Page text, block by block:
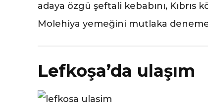
adaya özgü şeftali kebabını,
Molehiya yemeğini mutlaka
Lefkoşa’da ulaşım